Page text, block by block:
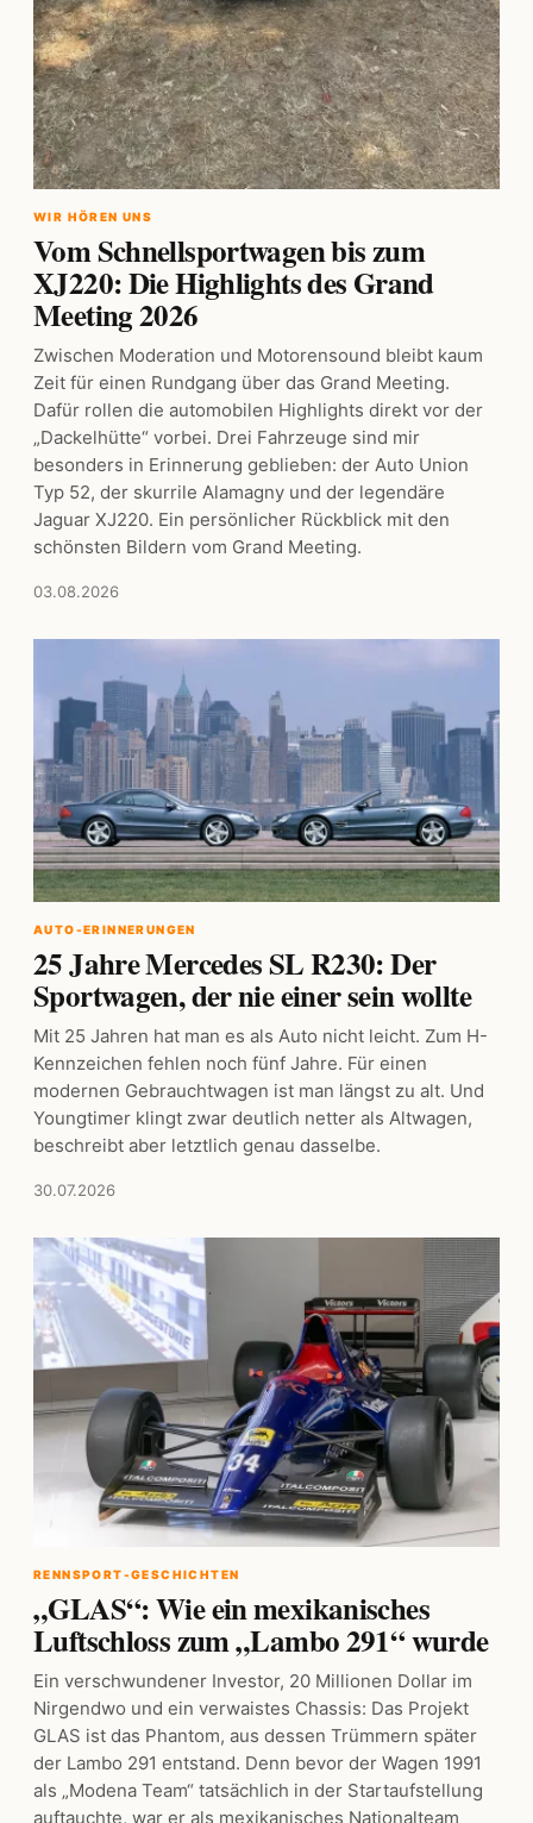
WIR HÖREN UNS
Vom Schnellsportwagen bis zum
XJ220: Die Highlights des Grand
Meeting 2026
Zwischen Moderation und Motorensound bleibt kaum
Zeit für einen Rundgang über das Grand Meeting.
Dafür rollen die automobilen Highlights direkt vor der
„Dackelhütte“ vorbei. Drei Fahrzeuge sind mir
besonders in Erinnerung geblieben: der Auto Union
Typ 52, der skurrile Alamagny und der legendäre
Jaguar XJ220. Ein persönlicher Rückblick mit den
schönsten Bildern vom Grand Meeting.
03.08.2026
AUTO-ERINNERUNGEN
25 Jahre Mercedes SL R230: Der
Sportwagen, der nie einer sein wollte
Mit 25 Jahren hat man es als Auto nicht leicht. Zum H-
Kennzeichen fehlen noch fünf Jahre. Für einen
modernen Gebrauchtwagen ist man längst zu alt. Und
Youngtimer klingt zwar deutlich netter als Altwagen,
beschreibt aber letztlich genau dasselbe.
30.07.2026
RENNSPORT-GESCHICHTEN
„GLAS“: Wie ein mexikanisches
Luftschloss zum „Lambo 291“ wurde
Ein verschwundener Investor, 20 Millionen Dollar im
Nirgendwo und ein verwaistes Chassis: Das Projekt
GLAS ist das Phantom, aus dessen Trümmern später
der Lambo 291 entstand. Denn bevor der Wagen 1991
als „Modena Team“ tatsächlich in der Startaufstellung
auftauchte, war er als mexikanisches Nationalteam